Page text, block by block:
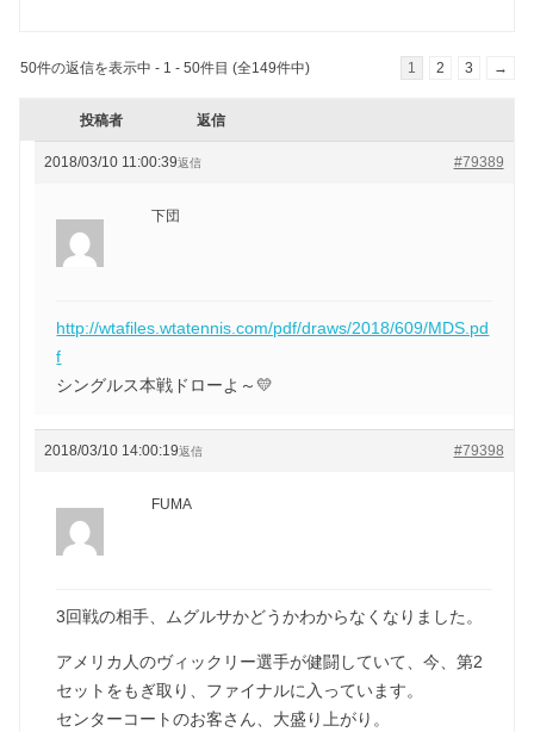
50件の返信を表示中 - 1 - 50件目 (全149件中) 1 2 3 →
投稿者 返信
2018/03/10 11:00:39 #79389
返信
下団
http://wtafiles.wtatennis.com/pdf/draws/2018/609/MDS.pd
f
シングルス本戦ドローよ～💛
2018/03/10 14:00:19 #79398
返信
FUMA
3回戦の相手、ムグルサかどうかわからなくなりました。
アメリカ人のヴィックリー選手が健闘していて、今、第2
セットをもぎ取り、ファイナルに入っています。
センターコートのお客さん、大盛り上がり。